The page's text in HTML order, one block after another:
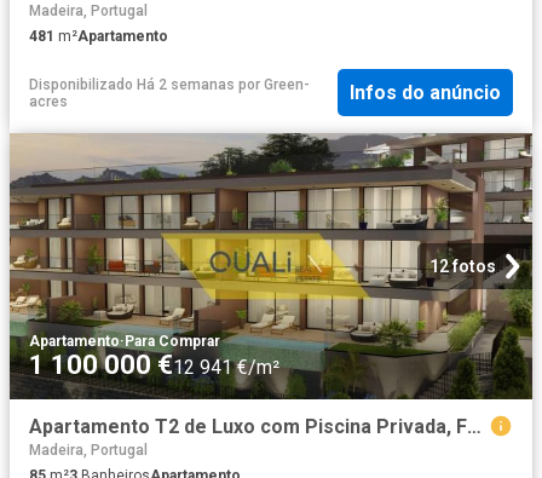
Madeira, Portugal
481 m²Apartamento
Disponibilizado Há 2 semanas por Green-
acres
Infos do anúncio
12 fotos
Apartamento· Para Comprar
1 100 000 €12 941 €/m²
Apartamento T2 de Luxo com Piscina Privada, Funchal 1100.0. 85m² Santa Luzia Funchal
Madeira, Portugal